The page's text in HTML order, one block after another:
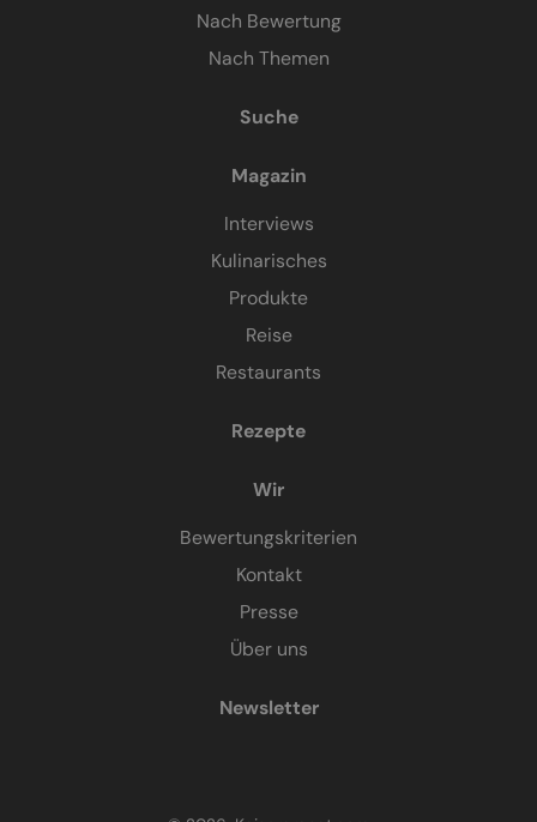
Nach Bewertung
Nach Themen
Suche
Magazin
Interviews
Kulinarisches
Produkte
Reise
Restaurants
Rezepte
Wir
Bewertungskriterien
Kontakt
Presse
Über uns
Newsletter